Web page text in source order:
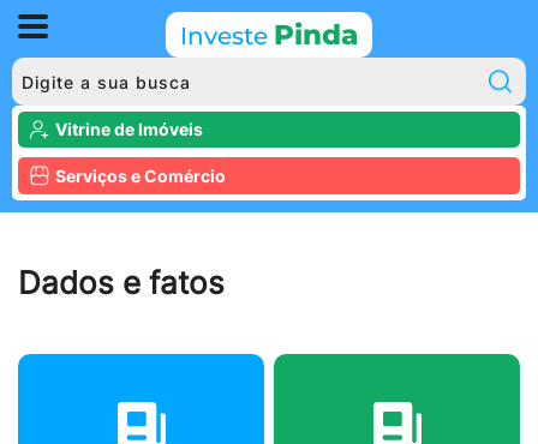
Investe Pinda
Vitrine de Imóveis
Serviços e Comércio
Dados e fatos